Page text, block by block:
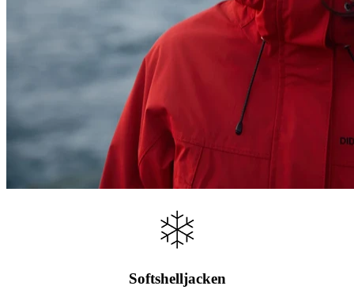
Softshelljacken